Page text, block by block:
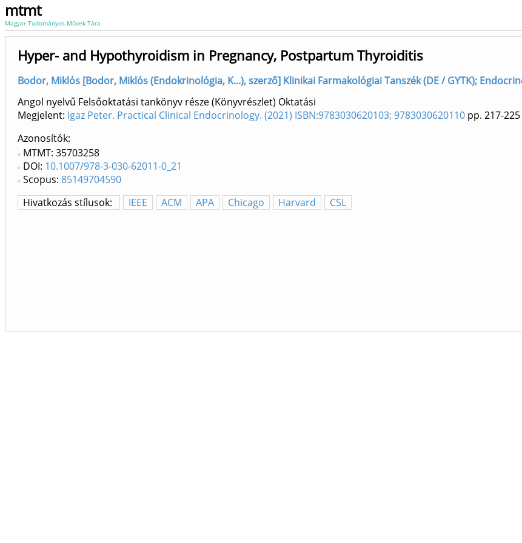
mtmt
Magyar Tudományos Művek Tára
Hyper- and Hypothyroidism in Pregnancy, Postpartum Thyroiditis
Bodor, Miklós [Bodor, Miklós (Endokrinológia, K...), szerző] Klinikai Farmakológiai Tanszék (DE / GYTK);
Angol nyelvű Felsőoktatási tankönyv része (Könyvrészlet) Oktatási
Megjelent: Igaz Peter. Practical Clinical Endocrinology. (2021) ISBN:9783030620103; 9783030620110 pp. 217-225
Azonosítók
MTMT: 35703258
DOI: 10.1007/978-3-030-62011-0_21
Scopus: 85149704590
Hivatkozás stílusok:
IEEE ACM APA Chicago Harvard CSL